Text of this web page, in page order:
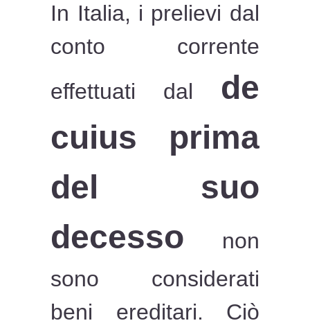
In Italia, i prelievi dal
conto corrente
effettuati dal de
cuius prima
del suo
decesso
non
sono considerati
beni ereditari. Ciò